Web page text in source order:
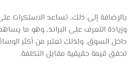
بالإضافة إلى ذلك، تساعد الاستكرات
وزيادة التعرف على البراند، وهو ما
داخل السوق. ولذلك تعتبر من أكثر
تحقق قيمة حقيقية مقابل التكلفة.